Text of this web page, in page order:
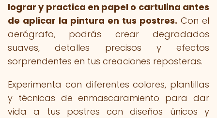
lograr y practica en papel o cartulina antes
de aplicar la pintura en tus postres. Con el
aerógrafo, podrás crear degradados
suaves, detalles precisos y efectos
sorprendentes en tus creaciones reposteras.
Experimenta con diferentes colores, plantillas
y técnicas de enmascaramiento para dar
vida a tus postres con diseños únicos y